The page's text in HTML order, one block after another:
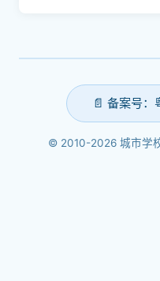
📄 备案号：
© 2010-2026 城市学